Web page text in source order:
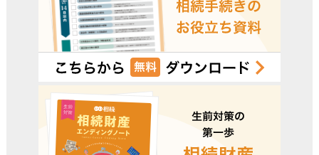
電話受付時間 – 平日 9:00 – 19:00 / 土日祝 9:00 –18:00